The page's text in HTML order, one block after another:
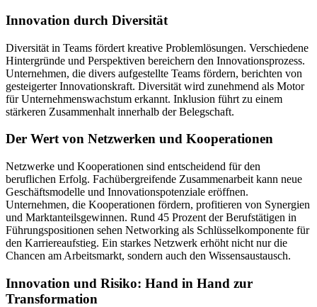
Innovation durch Diversität
Diversität in Teams fördert kreative Problemlösungen. Verschiedene
Hintergründe und Perspektiven bereichern den Innovationsprozess.
Unternehmen, die divers aufgestellte Teams fördern, berichten von
gesteigerter Innovationskraft. Diversität wird zunehmend als Motor
für Unternehmenswachstum erkannt. Inklusion führt zu einem
stärkeren Zusammenhalt innerhalb der Belegschaft.
Der Wert von Netzwerken und Kooperationen
Netzwerke und Kooperationen sind entscheidend für den
beruflichen Erfolg. Fachübergreifende Zusammenarbeit kann neue
Geschäftsmodelle und Innovationspotenziale eröffnen.
Unternehmen, die Kooperationen fördern, profitieren von Synergien
und Marktanteilsgewinnen. Rund 45 Prozent der Berufstätigen in
Führungspositionen sehen Networking als Schlüsselkomponente für
den Karriereaufstieg. Ein starkes Netzwerk erhöht nicht nur die
Chancen am Arbeitsmarkt, sondern auch den Wissensaustausch.
Innovation und Risiko: Hand in Hand zur
Transformation